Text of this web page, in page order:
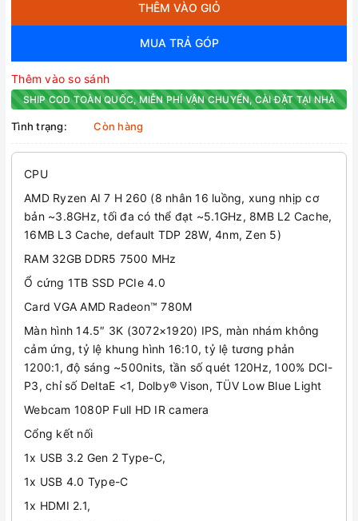
THÊM VÀO GIỎ
MUA TRẢ GÓP
Thêm vào so sánh
SHIP COD TOÀN QUỐC, MIỄN PHÍ VẬN CHUYỂN, CÀI ĐẶT TẠI NHÀ
Tình trạng: Còn hàng
CPU
AMD Ryzen AI 7 H 260 (8 nhân 16 luồng, xung nhịp cơ
bản ~3.8GHz, tối đa có thể đạt ~5.1GHz, 8MB L2 Cache,
16MB L3 Cache, default TDP 28W, 4nm, Zen 5)
RAM 32GB DDR5 7500 MHz
Ổ cứng 1TB SSD PCIe 4.0
Card VGA AMD Radeon™ 780M
Màn hình 14.5″ 3K (3072×1920) IPS, màn nhám không
cảm ứng, tỷ lệ khung hình 16:10, tỷ lệ tương phản
1200:1, độ sáng ~500nits, tần số quét 120Hz, 100% DCI-
P3, chỉ số DeltaE <1, Dolby® Vison, TÜV Low Blue Light
Webcam 1080P Full HD IR camera
Cổng kết nối
1x USB 3.2 Gen 2 Type-C,
1x USB 4.0 Type-C
1x HDMI 2.1,